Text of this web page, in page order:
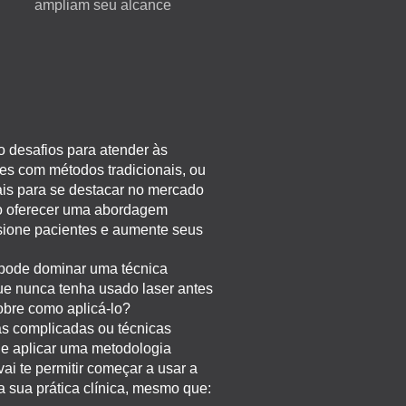
ampliam seu alcance
desafios para atender às
com métodos tradicionais, ou
para se destacar no mercado
oferecer uma abordagem
pacientes e aumente seus
dominar uma técnica
nunca tenha usado laser antes
como aplicá-lo?
complicadas ou técnicas
aplicar uma metodologia
te permitir começar a usar a
sua prática clínica, mesmo que: